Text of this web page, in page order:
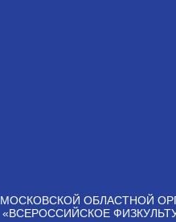
ОБЛАСТНОЙ
«ВСЕРОССИЙСКОЕ